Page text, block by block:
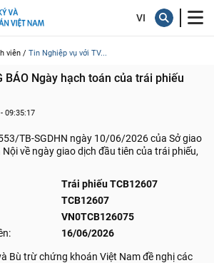
viên / Tin Nghiệp vụ với TV...
BÁO Ngày hạch toán của trái phiếu
09:35:17
TB-SGDHN ngày 10/06/2026 của Sở giao
về ngày giao dịch đầu tiên của trái phiếu,
Trái phiếu TCB12607
TCB12607
VN0TCB126075
16/06/2026
Bù trừ chứng khoán Việt Nam đề nghị các